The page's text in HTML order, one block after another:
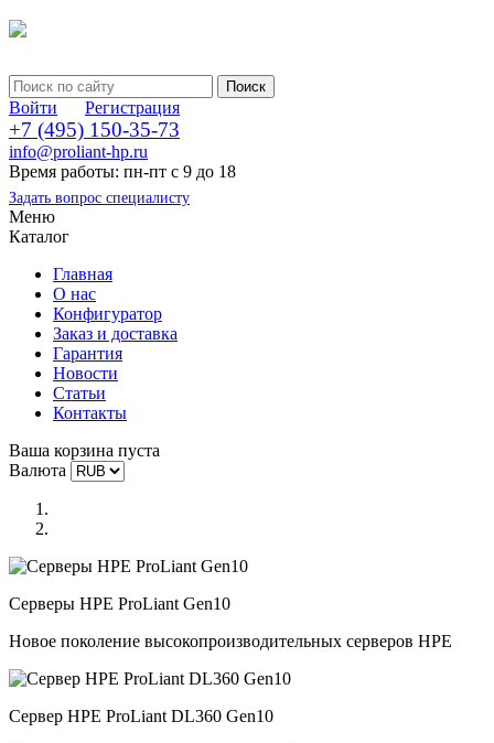
Войти Регистрация
+7 (495) 150-35-73
info@proliant-hp.ru
Время работы: пн-пт с 9 до 18
Задать вопрос специалисту
Меню
Каталог
Главная
О нас
Конфигуратор
Заказ и доставка
Гарантия
Новости
Статьи
Контакты
Ваша корзина пуста
Валюта
Серверы HPE ProLiant Gen10
Новое поколение высокопроизводительных серверов HPE
Сервер HPE ProLiant DL360 Gen10